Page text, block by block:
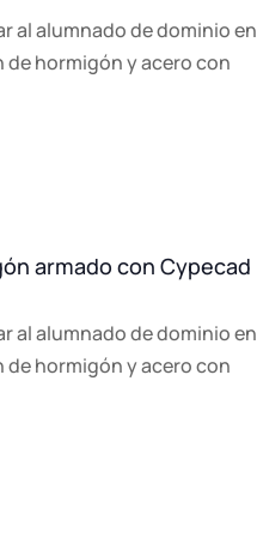
al alumnado de dominio en
hormigón y acero con
armado con Cypecad
al alumnado de dominio en
hormigón y acero con